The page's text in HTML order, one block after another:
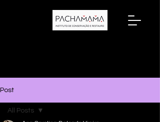
Post
All Posts